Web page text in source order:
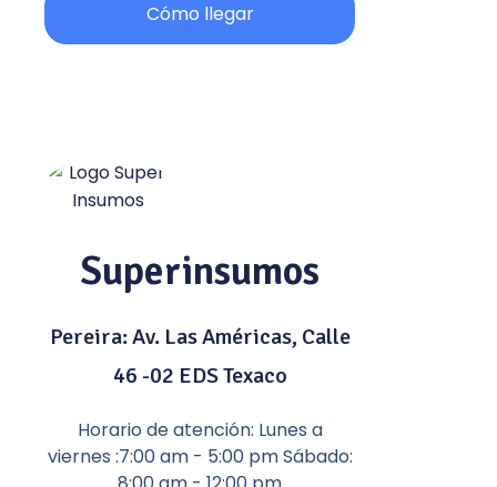
Cómo llegar
Superinsumos
Pereira: Av. Las Américas, Calle
46 -02 EDS Texaco
Horario de atención: Lunes a
viernes :7:00 am - 5:00 pm Sábado: